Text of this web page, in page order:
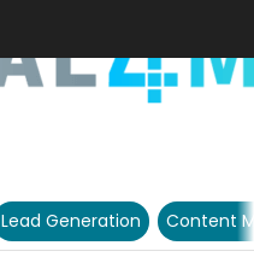
Lead Generation Content